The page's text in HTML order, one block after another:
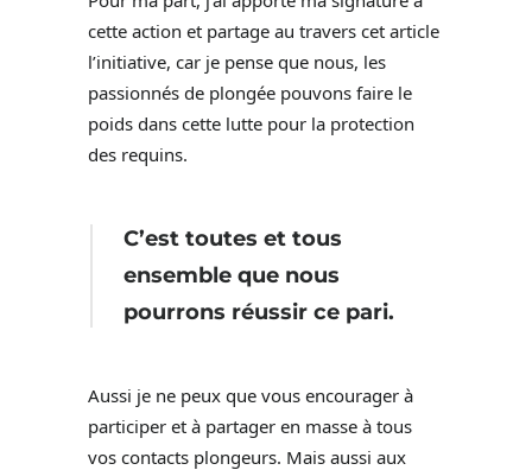
cette action et partage au travers cet article
l’initiative, car je pense que nous, les
passionnés de plongée pouvons faire le
poids dans cette lutte pour la protection
des requins.
C’est toutes et tous
ensemble que nous
pourrons réussir ce pari.
Aussi je ne peux que vous encourager à
participer et à partager en masse à tous
vos contacts plongeurs. Mais aussi aux